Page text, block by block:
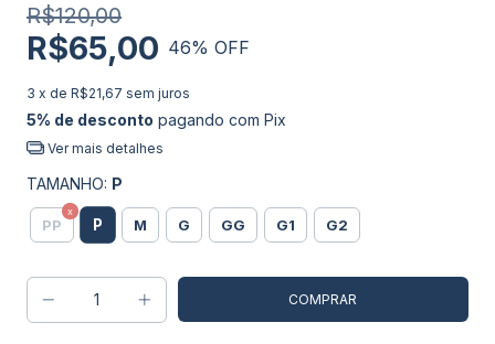
R$120,00
R$65,00 46% OFF
3 x de R$21,67 sem juros
5% de desconto pagando com Pix
Ver mais detalhes
TAMANHO: P
PP P M G GG G1 G2